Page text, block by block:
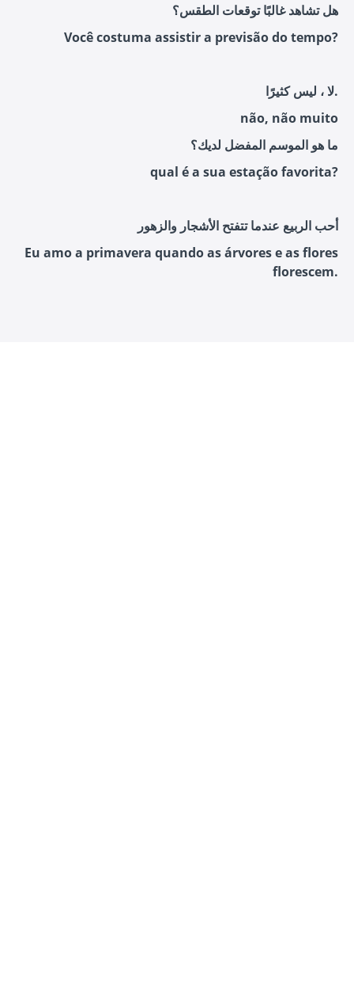
هل تشاهد غالبًا توقعات الطقس؟
Você costuma assistir a previsão do tempo?
لا ، ليس كثيرًا.
não, não muito
ما هو الموسم المفضل لديك؟
qual é a sua estação favorita?
أحب الربيع عندما تتفتح الأشجار والزهور
Eu amo a primavera quando as árvores e as flores
florescem.